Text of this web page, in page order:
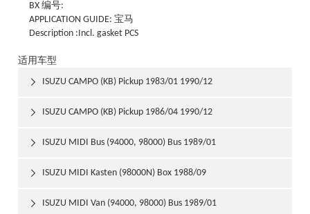
BX 编号:
APPLICATION GUIDE: 宝马
Description :Incl. gasket PCS
适用车型
ISUZU CAMPO (KB) Pickup 1983/01 1990/12

ISUZU CAMPO (KB) Pickup 1986/04 1990/12

ISUZU MIDI Bus (94000, 98000) Bus 1989/01

ISUZU MIDI Kasten (98000N) Box 1988/09

ISUZU MIDI Van (94000, 98000) Bus 1989/01
